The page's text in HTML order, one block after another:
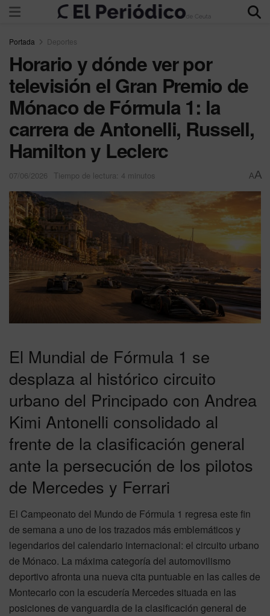
Portada Deportes
Horario y dónde ver por
televisión el Gran Premio de
Mónaco de Fórmula 1: la
carrera de Antonelli, Russell,
Hamilton y Leclerc
07/06/2026 Tiempo de lectura: 4 minutos AA
El Mundial de Fórmula 1 se
desplaza al histórico circuito
urbano del Principado con Andrea
Kimi Antonelli consolidado al
frente de la clasificación general
ante la persecución de los pilotos
de Mercedes y Ferrari
El Campeonato del Mundo de Fórmula 1 regresa este fin
de semana a uno de los trazados más emblemáticos y
legendarios del calendario internacional: el circuito urbano
de Mónaco. La máxima categoría del automovilismo
deportivo afronta una nueva cita puntuable en las calles de
Montecarlo con la escudería Mercedes situada en las
posiciones de vanguardia de la clasificación general de